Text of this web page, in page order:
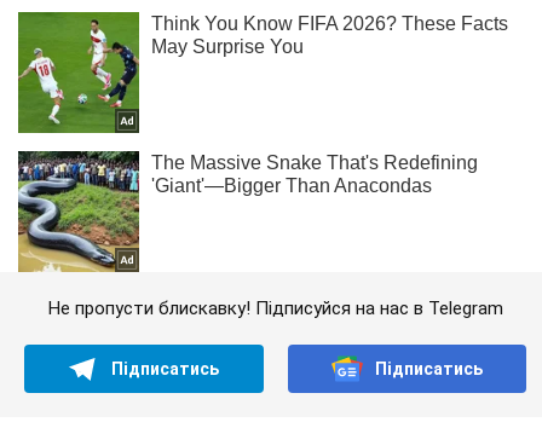
Не пропусти блискавку! Підписуйся на нас в Telegram
Підписатись Підписатись